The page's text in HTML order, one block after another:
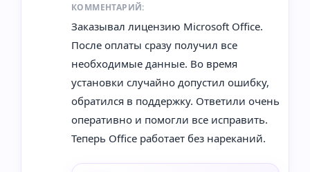
КОММЕНТАРИЙ:
Заказывал лицензию Microsoft Office.
После оплаты сразу получил все
необходимые данные. Во время
установки случайно допустил ошибку,
обратился в поддержку. Ответили очень
оперативно и помогли все исправить.
Теперь Office работает без нареканий.